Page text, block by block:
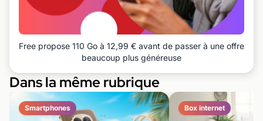
Free propose 110 Go à 12,99 € avant de passer à une offre
beaucoup plus généreuse
Dans la même rubrique
Smartphones Box internet